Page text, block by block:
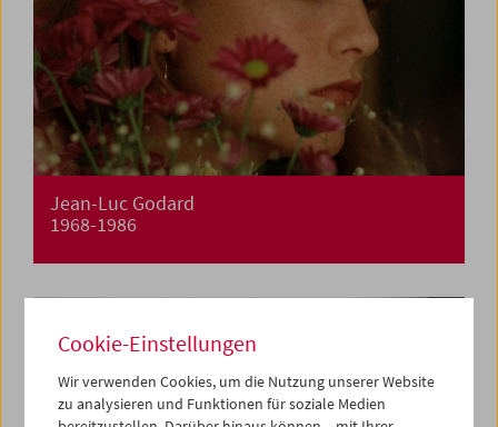
Jean-Luc Godard
1968-1986
Cookie-Einstellungen
Wir verwenden Cookies, um die Nutzung unserer Website
zu analysieren und Funktionen für soziale Medien